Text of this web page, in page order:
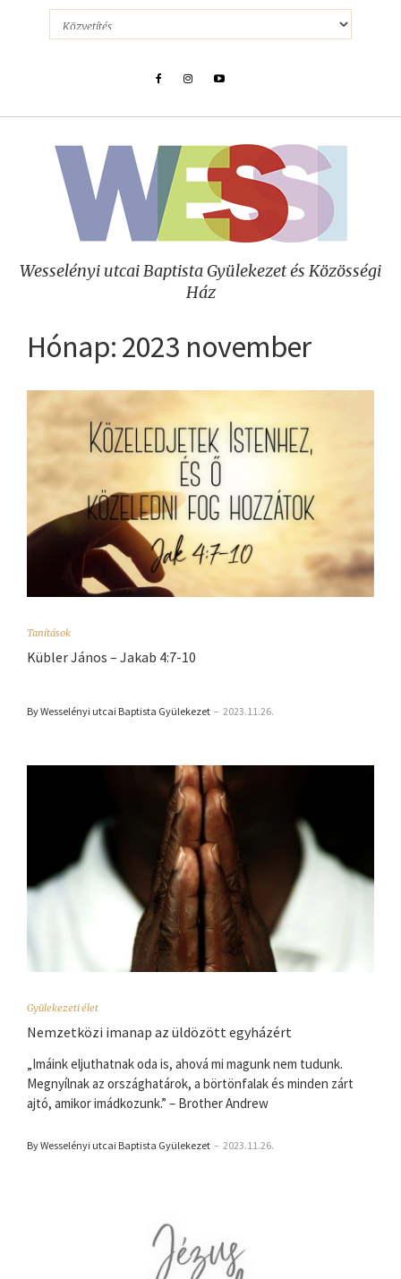
Wesselényi utcai Baptista Gyülekezet és Közösségi
Ház
Hónap:2023 november
Tanítások
Kübler János – Jakab 4:7-10
By Wesselényi utcai Baptista Gyülekezet – 2023.11.26.
Gyülekezeti élet
Nemzetközi imanap az üldözött egyházért
„Imáink eljuthatnak oda is, ahová mi magunk nem tudunk.
Megnyílnak az országhatárok, a börtönfalak és minden zárt
ajtó, amikor imádkozunk.” – Brother Andrew
By Wesselényi utcai Baptista Gyülekezet – 2023.11.26.